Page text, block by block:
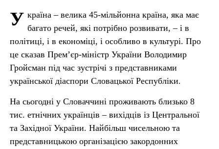
У країна – велика 45-мільйонна країна, яка має
багато речей, які потрібно розвивати, – і в
політиці, і в економіці, і особливо в культурі. Про
це сказав Прем’єр-міністр України Володимир
Гройсман під час зустрічі з представниками
української діаспори Словацької Республіки.
На сьогодні у Словаччині проживають близько 8
тис. етнічних українців – вихідців із Центральної
та Західної України. Найбільш чисельною та
представницькою організацією закордонних